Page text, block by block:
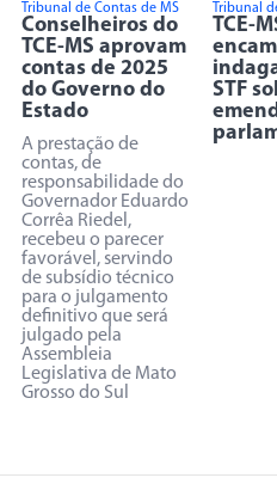
Tribunal de Contas de MS
Conselheiros do
TCE-MS aprovam
contas de 2025
do Governo do
Estado
A prestação de
contas, de
responsabilidade do
Governador Eduardo
Corrêa Riedel,
recebeu o parecer
favorável, servindo
de subsídio técnico
para o julgamento
definitivo que será
julgado pela
Assembleia
Legislativa de Mato
Grosso do Sul
Tribunal
TCE-
STF